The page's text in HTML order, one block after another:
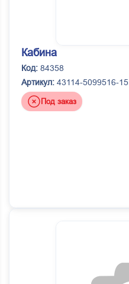
Кабина
Код: 84358
Артикул: 43114-5099516-15
Под заказ